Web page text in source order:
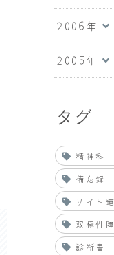
2006年
2005年
タグ
精神科
備忘録
サイト
双極性
診断書